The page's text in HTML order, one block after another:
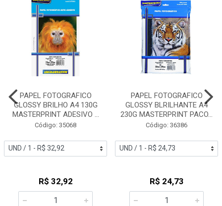
PAPEL FOTOGRAFICO
GLOSSY BRILHO A4 130G
MASTERPRINT ADESIVO ...
Código: 35068
R$ 32,92
PAPEL FOTOGRAFICO
GLOSSY BLRILHANTE A4
230G MASTERPRINT PACO...
Código: 36386
R$ 24,73